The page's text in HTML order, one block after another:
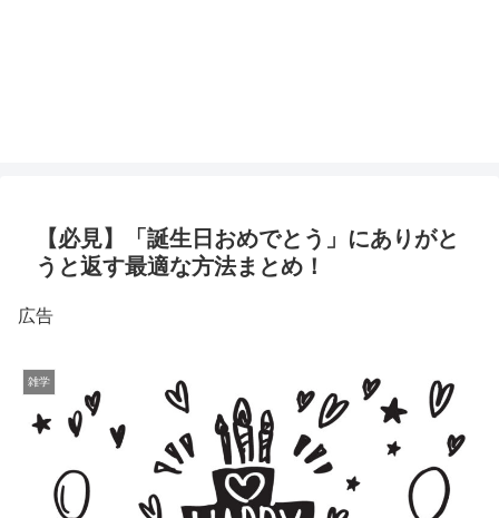
【必見】「誕生日おめでとう」にありがと
うと返す最適な方法まとめ！
広告
雑学